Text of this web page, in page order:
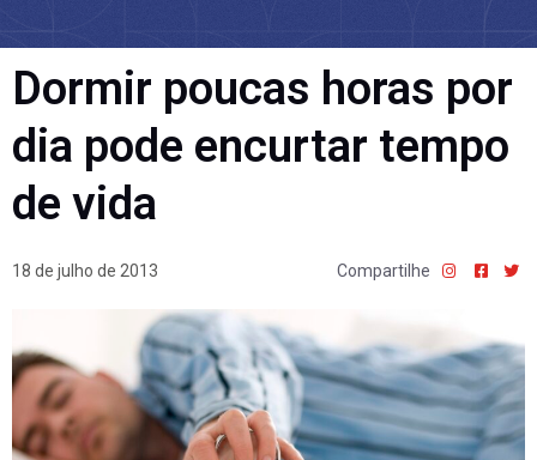
Dormir poucas horas por
dia pode encurtar tempo
de vida
18 de julho de 2013 Compartilhe